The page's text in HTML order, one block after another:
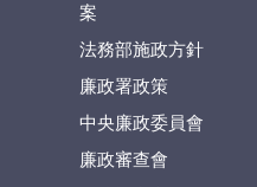
案
法務部施政方針
廉政署政策
中央廉政委員會
廉政審查會